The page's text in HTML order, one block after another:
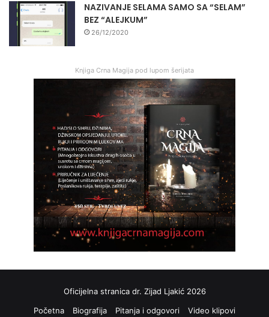
NAZIVANJE SELAMA SAMO SA “SELAM”
BEZ “ALEJKUM”
26/12/2020
Knjiga Crna Magija pod lupom šerijata
Oficijelna stranica dr. Zijad Ljakić 2026
Početna
Biografija Pitanja i odgovori Video klipovi